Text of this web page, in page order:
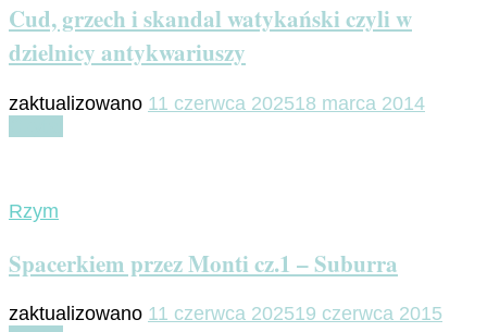
Cud, grzech i skandal watykański czyli w
dzielnicy antykwariuszy
zaktualizowano 11 czerwca 202518 marca 2014
Rzym
Spacerkiem przez Monti cz.1 – Suburra
zaktualizowano 11 czerwca 202519 czerwca 2015